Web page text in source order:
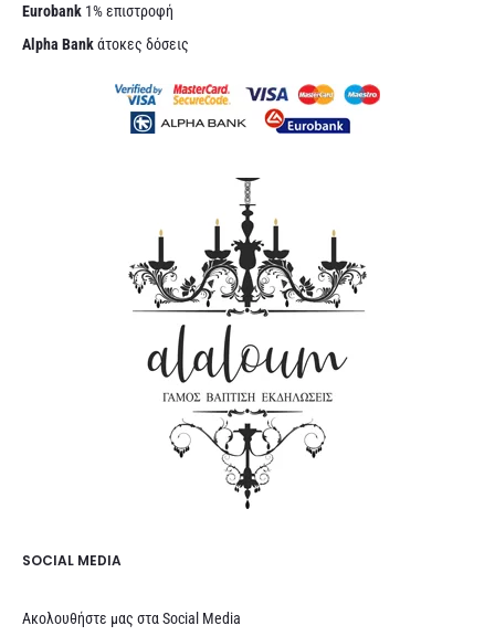
Eurobank 1% επιστροφή
Alpha Bankάτοκες δόσεις
SOCIAL MEDIA
Ακολουθήστε μας στα Social Media